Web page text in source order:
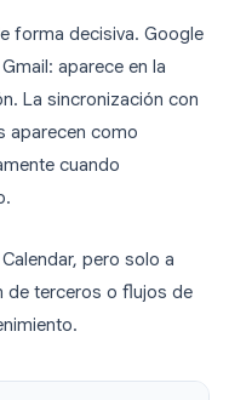
forma decisiva. Google
aparece en la
La sincronización con
aparecen como
cuando
pero solo a
de terceros o flujos de